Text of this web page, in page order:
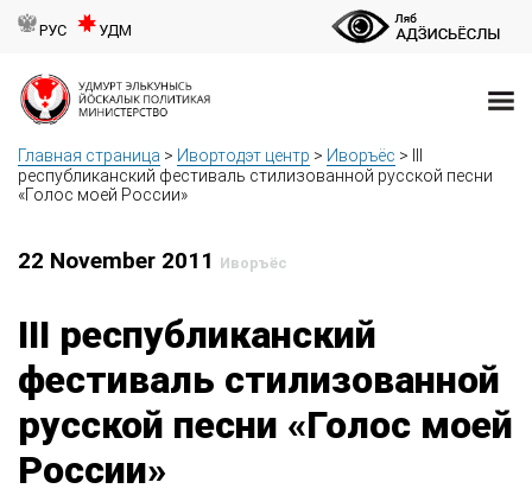
РУС УДМ
Главная страница > Ивортодэт центр > Иворъёс >
республиканский фестиваль стилизованной русской песни
«Голос моей России»
22 November 2011 Иворъёс
III республиканский
фестиваль стилизованной
русской песни «Голос моей
России»